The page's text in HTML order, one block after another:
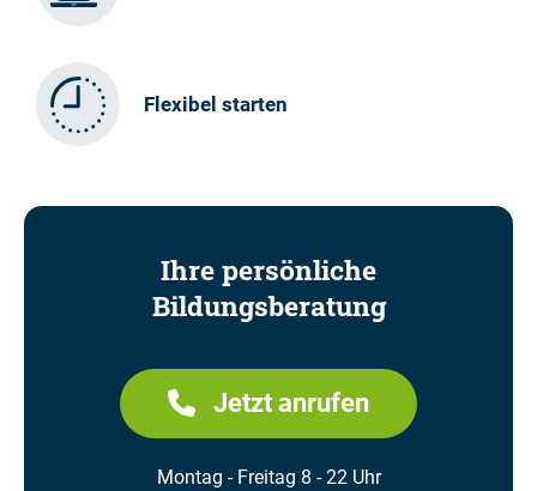
Flexibel starten
Ihre persönliche
Bildungsberatung
Jetzt anrufen
Montag - Freitag 8 - 22 Uhr